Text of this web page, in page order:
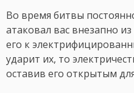
Во время битвы
атаковал вас внезапно
его к
ударит их, то
оставив его открытым